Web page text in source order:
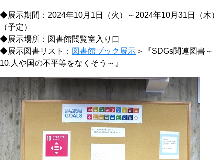
◆展示期間：2024年10月1日（火）～2024年10月31日（木）
（予定）
◆展示場所：図書館閲覧室入り口
◆展示図書リスト： 図書館ブック展示 ＞『SDGs関連図書～
10.人や国の不平等をなくそう～』